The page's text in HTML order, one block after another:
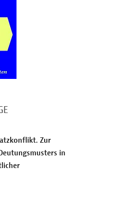
Zur
in